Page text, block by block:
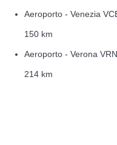
Aeroporto - Venezia
150 km
Aeroporto - Verona VRN
214 km